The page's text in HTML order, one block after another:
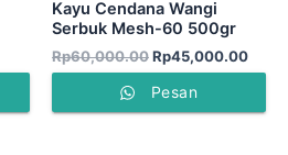
Kayu Cendana Wangi
Serbuk Mesh-60 500gr
Rp60,000.00Rp45,000.00
Pesan